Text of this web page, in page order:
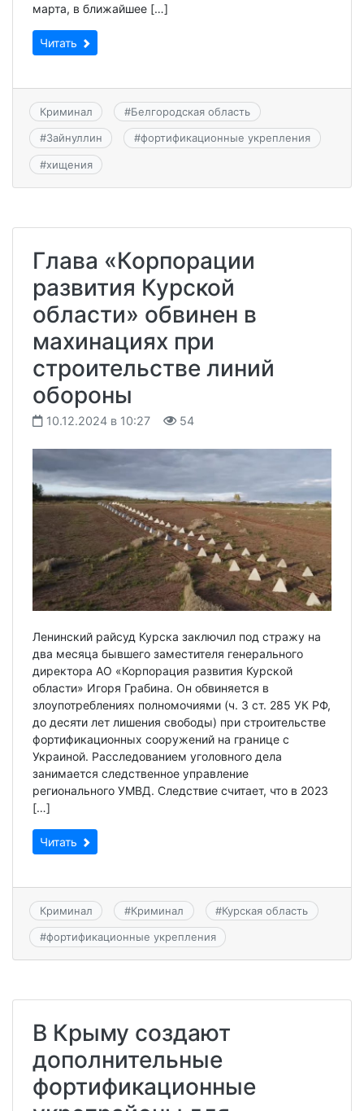
марта, в ближайшее […]
Читать
Криминал #Белгородская область
#Зайнуллин #фортификационные укрепления
#хищения
Глава «Корпорации
развития Курской
области» обвинен в
махинациях при
строительстве линий
обороны
10.12.2024 в 10:27 54
Ленинский райсуд Курска заключил под стражу на
два месяца бывшего заместителя генерального
директора АО «Корпорация развития Курской
области» Игоря Грабина. Он обвиняется в
злоупотреблениях полномочиями (ч. 3 ст. 285 УК РФ,
до десяти лет лишения свободы) при строительстве
фортификационных сооружений на границе с
Украиной. Расследованием уголовного дела
занимается следственное управление
регионального УМВД. Следствие считает, что в 2023
[…]
Читать
Криминал #Криминал #Курская область
#фортификационные укрепления
В Крыму создают
дополнительные
фортификационные